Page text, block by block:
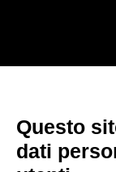
Questo
dati